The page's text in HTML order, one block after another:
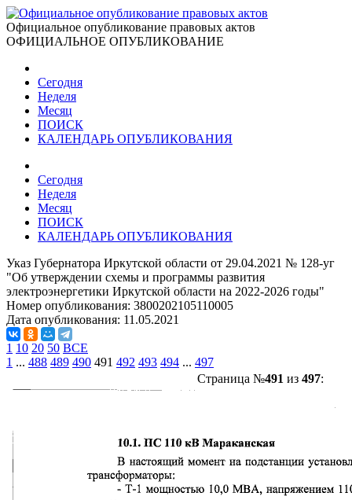
Официальное опубликование правовых актов
ОФИЦИАЛЬНОЕ ОПУБЛИКОВАНИЕ
Сегодня
Неделя
Месяц
ПОИСК
КАЛЕНДАРЬ ОПУБЛИКОВАНИЯ
Сегодня
Неделя
Месяц
ПОИСК
КАЛЕНДАРЬ ОПУБЛИКОВАНИЯ
Указ Губернатора Иркутской области от 29.04.2021 № 128-уг
"Об утверждении схемы и программы развития
электроэнергетики Иркутской области на 2022-2026 годы"
Номер опубликования: 3800202105110005
Дата опубликования: 11.05.2021
1 10 20 50 ВСЕ
1 ... 488 489 490 491 492 493 494 ... 497
Страница №491 из 497: